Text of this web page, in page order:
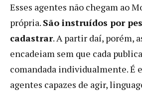
Esses agentes não chegam ao
própria. São instruídos por
cadastrar. A partir daí, porém,
encadeiam sem que cada
comandada individualmente. É
agentes capazes de agir,